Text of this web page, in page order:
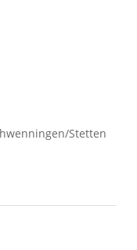
Stetten